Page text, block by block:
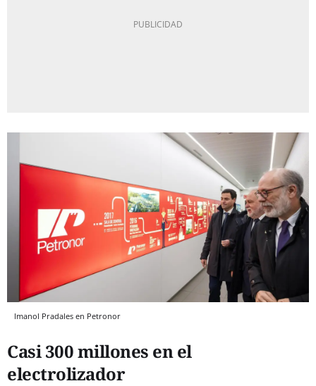
Imanol Pradales en Petronor
Casi 300 millones en el
electrolizador